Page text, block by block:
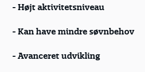
- Højt aktivitetsniveau
- Kan have mindre søvnbehov
- Avanceret udvikling